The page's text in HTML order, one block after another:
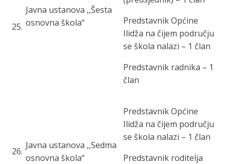
25.
Javna ustanova ,,Šesta
osnovna škola“
Predstavnik Općine
Ilidža na čijem području
se škola nalazi – 1 član
Predstavnik radnika – 1
član
26.
Javna ustanova ,,Sedma
osnovna škola“
Predstavnik Općine
Ilidža na čijem području
se škola nalazi – 1 član
Predstavnik roditelja